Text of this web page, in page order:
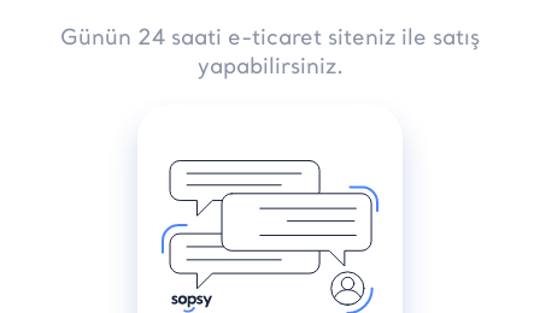
Günün 24 saati e-ticaret siteniz ile satış
yapabilirsiniz.